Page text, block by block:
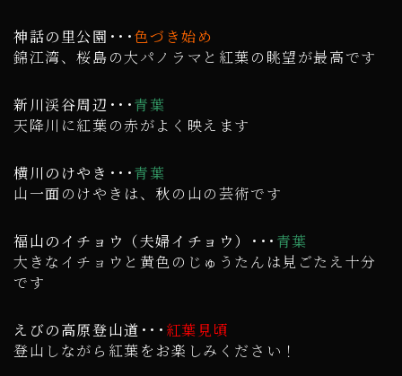
神話の里公園･･･色づき始め
錦江湾、桜島の大パノラマと紅葉の眺望が最高です
新川渓谷周辺･･･青葉
天降川に紅葉の赤がよく映えます
横川のけやき･･･青葉
山一面のけやきは、秋の山の芸術です
福山のイチョウ（夫婦イチョウ）･･･ 青葉
大きなイチョウと黄色のじゅうたんは見ごたえ十分
です
えびの高原登山道･･･ 紅葉見頃
登山しながら紅葉をお楽しみください！